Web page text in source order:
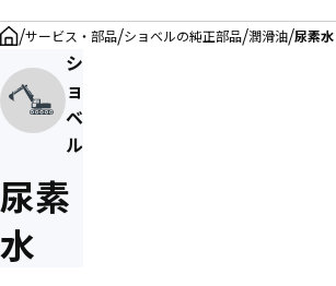
/サービス・部品/ショベルの純正部品/潤滑油/尿素水
シ
ョ
ベ
ル
尿素
水